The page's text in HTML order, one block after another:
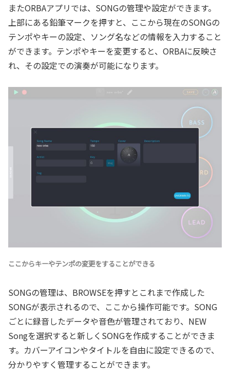
またORBAアプリでは、SONGの管理や設定ができます。
上部にある鉛筆マークを押すと、ここから現在のSONGの
テンポやキーの設定、ソング名などの情報を入力すること
ができます。テンポやキーを変更すると、ORBAに反映さ
れ、その設定での演奏が可能になります。
ここからキーやテンポの変更をすることができる
SONGの管理は、BROWSEを押すとこれまで作成した
SONGが表示されるので、ここから操作可能です。SONG
ごとに録音したデータや音色が管理されており、NEW
Songを選択すると新しくSONGを作成することができま
す。カバーアイコンやタイトルを自由に設定できるので、
分かりやすく管理することができます。